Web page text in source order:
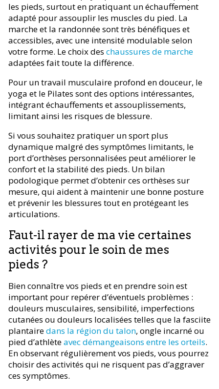
les pieds, surtout en pratiquant un échauffement
adapté pour assouplir les muscles du pied. La
marche et la randonnée sont très bénéfiques et
accessibles, avec une intensité modulable selon
votre forme. Le choix des chaussures de marche
adaptées fait toute la différence.
Pour un travail musculaire profond en douceur, le
yoga et le Pilates sont des options intéressantes,
intégrant échauffements et assouplissements,
limitant ainsi les risques de blessure.
Si vous souhaitez pratiquer un sport plus
dynamique malgré des symptômes limitants, le
port d’orthèses personnalisées peut améliorer le
confort et la stabilité des pieds. Un bilan
podologique permet d’obtenir ces orthèses sur
mesure, qui aident à maintenir une bonne posture
et prévenir les blessures tout en protégeant les
articulations.
Faut-il rayer de ma vie certaines
activités pour le soin de mes
pieds ?
Bien connaître vos pieds et en prendre soin est
important pour repérer d’éventuels problèmes :
douleurs musculaires, sensibilité, imperfections
cutanées ou douleurs localisées telles que la fasciite
plantairedans la région du talon, ongle incarné ou
pied d’athlèteavec démangeaisons entre les orteils.
En observant régulièrement vos pieds, vous pourrez
choisir des activités qui ne risquent pas d’aggraver
ces symptômes.